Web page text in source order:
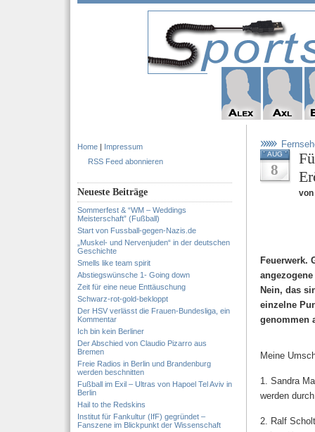
Home | Impressum
RSS Feed abonnieren
Neueste Beiträge
Sommerfest & “WM – Weddings
Meisterschaft” (Fußball)
Start von Fussball-gegen-Nazis.de
„Muskel- und Nervenjuden“ in der deutschen
Geschichte
Smells like team spirit
Abstiegswünsche 1- Going down
Zeit für eine neue Enttäuschung
Schwarz-rot-gold-bekloppt
Der HSV verlässt die Frauen-Bundesliga, ein
Kommentar
Ich bin kein Berliner
Der Abschied von Claudio Pizarro aus
Bremen
Freie Radios in Berlin und Brandenburg
werden beschnitten
Fußball im Exil – Ultras von Hapoel Tel Aviv in
Berlin
Hail to the Redskins
Institut für Fankultur (IfF) gegründet –
Fanszene im Blickpunkt der Wissenschaft
AUG
8
von
Feuerwerk.
Nein, das
einzelne
genommen
Meine
1. Sandra
werden
2. Ralf